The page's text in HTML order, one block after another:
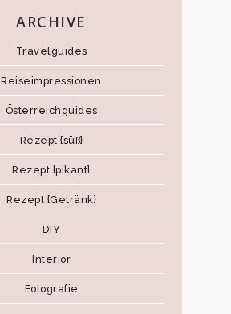
ARCHIVE
Travelguides
Reiseimpressionen
Österreichguides
Rezept {süß}
Rezept {pikant}
Rezept {Getränk}
DIY
Interior
Fotografie